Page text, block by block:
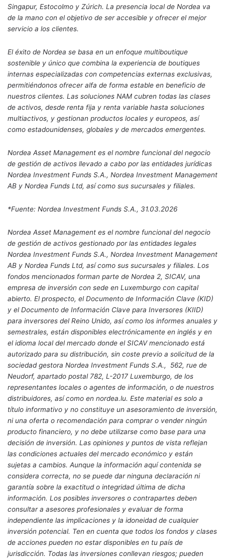
Singapur, Estocolmo y Zúrich. La presencia local de Nordea va
de la mano con el objetivo de ser accesible y ofrecer el mejor
servicio a los clientes.
El éxito de Nordea se basa en un enfoque multiboutique
sostenible y único que combina la experiencia de boutiques
internas especializadas con competencias externas exclusivas,
permitiéndonos ofrecer alfa de forma estable en beneficio de
nuestros clientes. Las soluciones NAM cubren todas las clases
de activos, desde renta fija y renta variable hasta soluciones
multiactivos, y gestionan productos locales y europeos, así
como estadounidenses, globales y de mercados emergentes.
Nordea Asset Management es el nombre funcional del negocio
de gestión de activos llevado a cabo por las entidades jurídicas
Nordea Investment Funds S.A., Nordea Investment Management
AB y Nordea Funds Ltd, así como sus sucursales y filiales.
*Fuente: Nordea Investment Funds S.A., 31.03.2026
Nordea Asset Management es el nombre funcional del negocio
de gestión de activos gestionado por las entidades legales
Nordea Investment Funds S.A., Nordea Investment Management
AB y Nordea Funds Ltd, así como sus sucursales y filiales. Los
fondos mencionados forman parte de Nordea 2, SICAV, una
empresa de inversión con sede en Luxemburgo con capital
abierto. El prospecto, el Documento de Información Clave (KID)
y el Documento de Información Clave para Inversores (KIID)
para inversores del Reino Unido, así como los informes anuales y
semestrales, están disponibles electrónicamente en inglés y en
el idioma local del mercado donde el SICAV mencionado está
autorizado para su distribución, sin coste previo a solicitud de la
sociedad gestora Nordea Investment Funds S.A., 562, rue de
Neudorf, apartado postal 782, L-2017 Luxemburgo, de los
representantes locales o agentes de información, o de nuestros
distribuidores, así como en nordea.lu. Este material es solo a
título informativo y no constituye un asesoramiento de inversión,
ni una oferta o recomendación para comprar o vender ningún
producto financiero, y no debe utilizarse como base para una
decisión de inversión. Las opiniones y puntos de vista reflejan
las condiciones actuales del mercado económico y están
sujetas a cambios. Aunque la información aquí contenida se
considera correcta, no se puede dar ninguna declaración ni
garantía sobre la exactitud o integridad última de dicha
información. Los posibles inversores o contrapartes deben
consultar a asesores profesionales y evaluar de forma
independiente las implicaciones y la idoneidad de cualquier
inversión potencial. Ten en cuenta que todos los fondos y clases
de acciones pueden no estar disponibles en tu país de
jurisdicción. Todas las inversiones conllevan riesgos; pueden